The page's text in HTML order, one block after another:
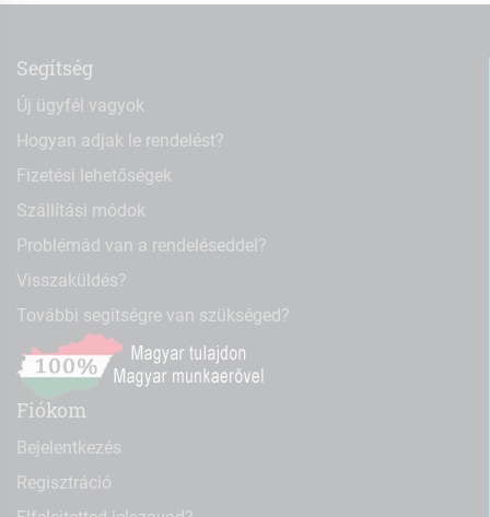
Segítség
Új ügyfél vagyok
Hogyan adjak le rendelést?
Fizetési lehetőségek
Szállítási módok
Problémád van a rendeléseddel?
Visszaküldés?
További segítségre van szükséged?
Fiókom
Bejelentkezés
Regisztráció